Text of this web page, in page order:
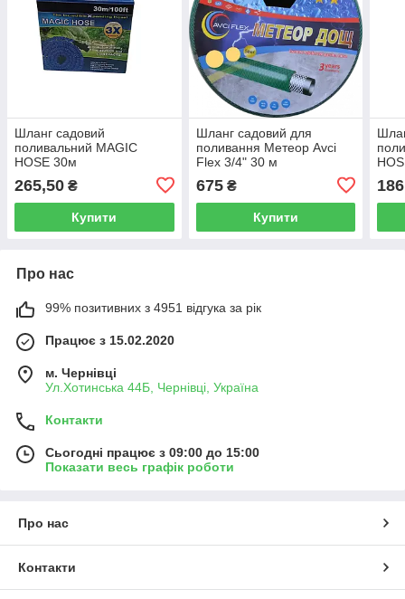
Шланг садовий
поливальний MAGIC
HOSE 30м
265,50 ₴
Купити
Шланг садовий для
поливання Метеор Avci
Flex 3/4" 30 м
675₴
Купити
Про нас
99% позитивних з 4951 відгука за рік
Працює з 15.02.2020
м. Чернівці
Ул.Хотинська 44Б, Чернівці, Україна
Контакти
Сьогодні працює з 09:00 до 15:00
Показати весь графік роботи
Про нас
Контакти